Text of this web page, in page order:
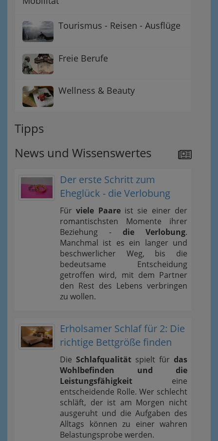
Tourismus - Reisen - Ausflüge
Freie Berufe
Wellness & Beauty
Tipps
News und Wissenswertes
Der erste Schritt zum
Eheglück - die Verlobung
Fürviele Paareist sie einer der
romantischsten Momente ihrer
Beziehung - die Verlobung.
Manchmal ist es ein langer und
beschwerlicher Weg, bis die
bedeutsame Entscheidung
getroffen wird, mit dem Partner
den Rest des Lebens verbringen
zu wollen.
Erholsamer Schlaf für 2: Die
richtige Bettgröße finden
Die Schlafqualität spielt für das
Wohlbefinden und die
Leistungsfähigkeit eine
entscheidende Rolle. Wer schlecht
schläft, der ist am Morgen nicht
ausgeruht und die Aufgaben des
Alltags können zu einer wahren
Belastungsprobe werden.